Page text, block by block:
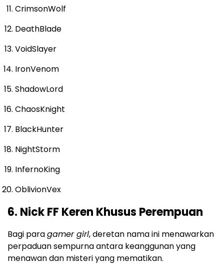
CrimsonWolf
DeathBlade
VoidSlayer
IronVenom
ShadowLord
ChaosKnight
BlackHunter
NightStorm
InfernoKing
OblivionVex
6. Nick FF Keren Khusus Perempuan
Bagi paragamer girl, deretan nama ini menawarkan
perpaduan sempurna antara keanggunan yang
menawan dan misteri yang mematikan.